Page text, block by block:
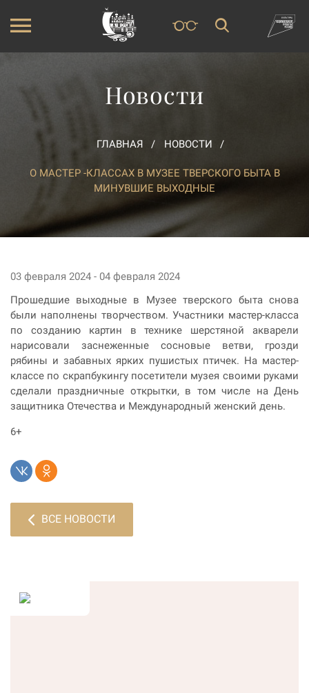
Новости
ГЛАВНАЯ НОВОСТИ
О МАСТЕР -КЛАССАХ В МУЗЕЕ ТВЕРСКОГО БЫТА В
МИНУВШИЕ ВЫХОДНЫЕ
03 февраля 2024 - 04 февраля 2024
Прошедшие выходные в Музее тверского быта снова
были наполнены творчеством. Участники мастер-класса
по созданию картин в технике шерстяной акварели
нарисовали заснеженные сосновые ветви, грозди
рябины и забавных ярких пушистых птичек. На мастер-
классе по скрапбукингу посетители музея своими руками
сделали праздничные открытки, в том числе на День
защитника Отечества и Международный женский день.
6+
ВСЕ НОВОСТИ